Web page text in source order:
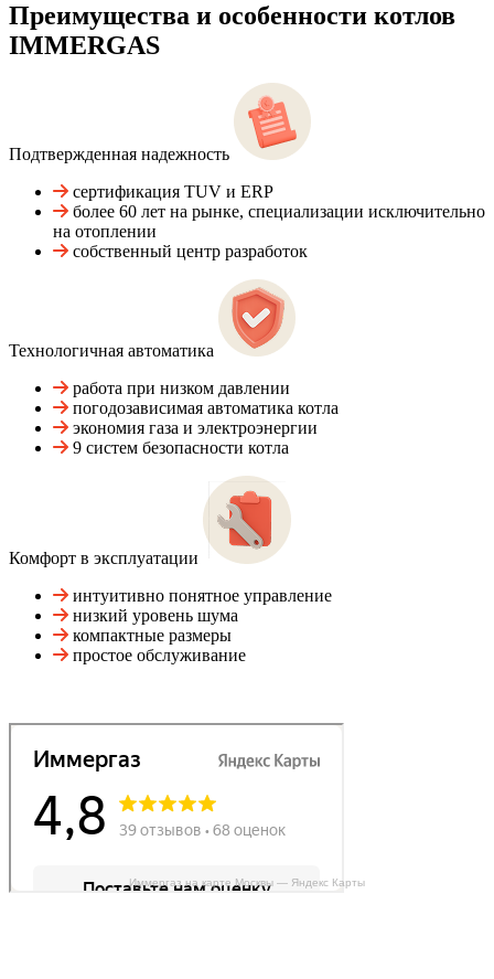
Преимущества и особенности котлов
IMMERGAS
Подтвержденная надежность
сертификация TUV и ERP
более 60 лет на рынке, специализации исключительно
на отоплении
собственный центр разработок
Технологичная автоматика
работа при низком давлении
погодозависимая автоматика котла
экономия газа и электроэнергии
9 систем безопасности котла
Комфорт в эксплуатации
интуитивно понятное управление
низкий уровень шума
компактные размеры
простое обслуживание
Иммергаз на карте Москвы — Яндекс Карты